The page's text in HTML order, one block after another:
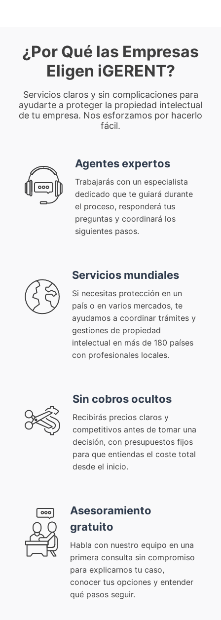
¿Por Qué las Empresas
Eligen iGERENT?
Servicios claros y sin complicaciones para
ayudarte a proteger la propiedad intelectual
de tu empresa. Nos esforzamos por hacerlo
fácil.
Agentes expertos
Trabajarás con un especialista
dedicado que te guiará durante
el proceso, responderá tus
preguntas y coordinará los
siguientes pasos.
Servicios mundiales
Si necesitas protección en un
país o en varios mercados, te
ayudamos a coordinar trámites y
gestiones de propiedad
intelectual en más de 180 países
con profesionales locales.
Sin cobros ocultos
Recibirás precios claros y
competitivos antes de tomar una
decisión, con presupuestos fijos
para que entiendas el coste total
desde el inicio.
Asesoramiento
gratuito
Habla con nuestro equipo en una
primera consulta sin compromiso
para explicarnos tu caso,
conocer tus opciones y entender
qué pasos seguir.